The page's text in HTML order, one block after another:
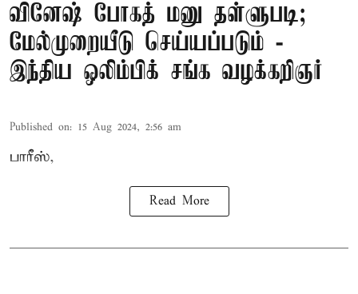
வினேஷ் போகத் மனு தள்ளுபடி;
மேல்முறையீடு செய்யப்படும் -
இந்திய ஒலிம்பிக் சங்க வழக்கறிஞர்
Published on: 15 Aug 2024, 2:56 am
பாரீஸ்,
Read More